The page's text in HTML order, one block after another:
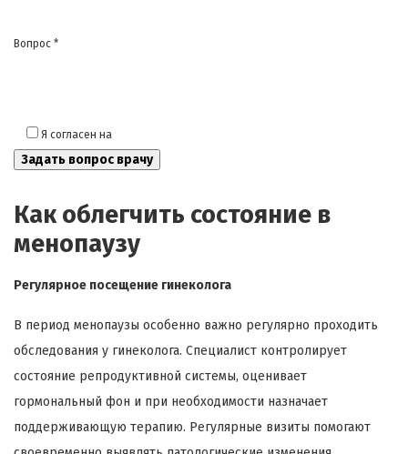
Вопрос *
Я согласен на
Как облегчить состояние в
менопаузу
Регулярное посещение гинеколога
В период менопаузы особенно важно регулярно проходить
обследования у гинеколога. Специалист контролирует
состояние репродуктивной системы, оценивает
гормональный фон и при необходимости назначает
поддерживающую терапию. Регулярные визиты помогают